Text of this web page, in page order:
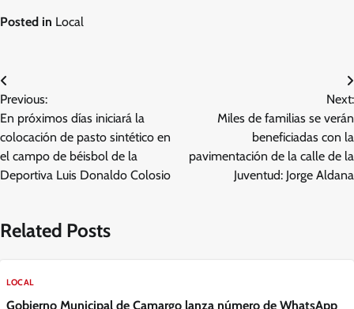
Posted in Local
Navegación
de
entradas
Previous:
En próximos días iniciará la
colocación de pasto sintético en
el campo de béisbol de la
Deportiva Luis Donaldo Colosio
Next:
Miles de familias se verán
beneficiadas con la
pavimentación de la calle de la
Juventud: Jorge Aldana
Related Posts
LOCAL
Gobierno Municipal de Camargo lanza número de WhatsApp